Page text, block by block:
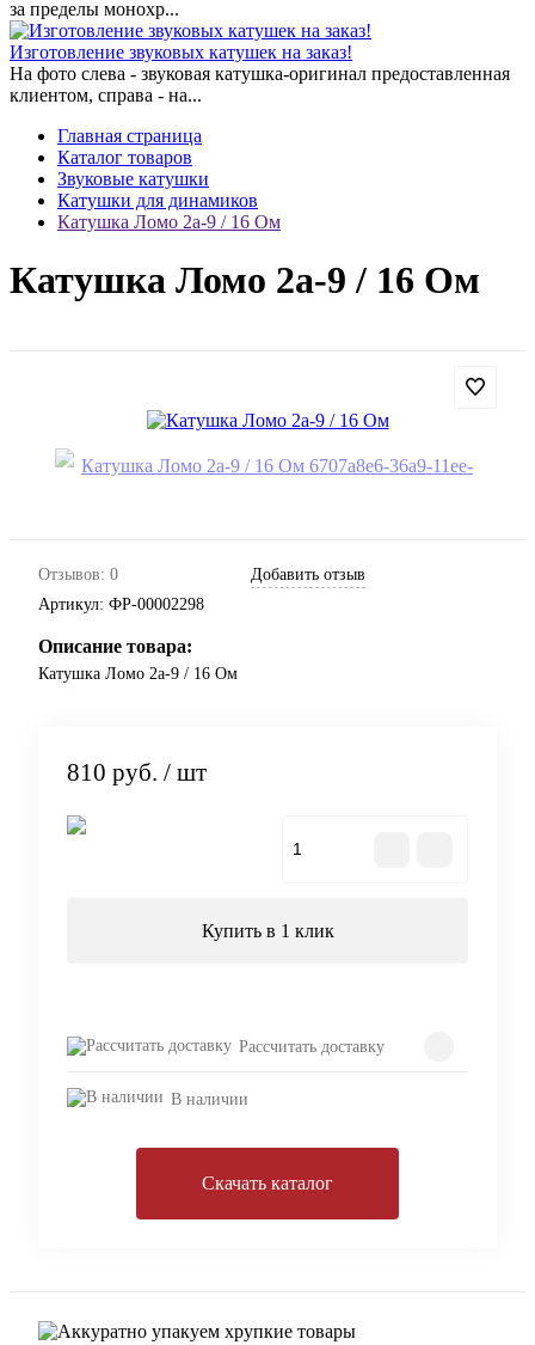
за пределы монохр...
Изготовление звуковых катушек на заказ!
На фото слева - звуковая катушка-оригинал предоставленная
клиентом, справа - на...
Главная страница
Каталог товаров
Звуковые катушки
Катушки для динамиков
Катушка Ломо 2а-9 / 16 Ом
Катушка Ломо 2а-9 / 16 Ом
Отзывов: 0
Добавить отзыв
Артикул: ФР-00002298
Описание товара:
Катушка Ломо 2а-9 / 16 Ом
810 руб. / шт
Купить в 1 клик
Рассчитать доставку
В наличии
Скачать каталог